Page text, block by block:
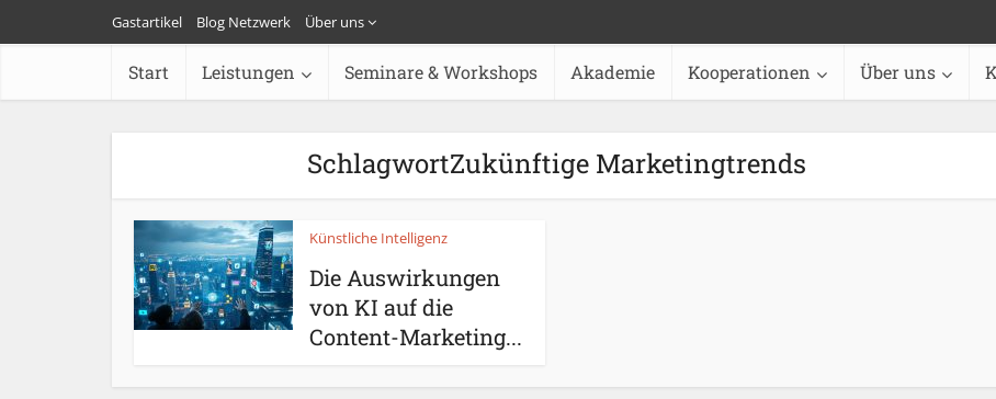
Gastartikel Blog Netzwerk Über uns
Start Leistungen Seminare & Workshops Akademie Kooperationen Über uns
SchlagwortZukünftige Marketingtrends
Künstliche Intelligenz
Die Auswirkungen
von KI auf die
Content-Marketing...